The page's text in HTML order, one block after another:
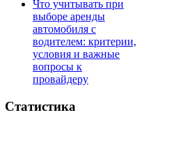
Что учитывать при
выборе аренды
автомобиля с
водителем: критерии,
условия и важные
вопросы к
провайдеру
Статистика